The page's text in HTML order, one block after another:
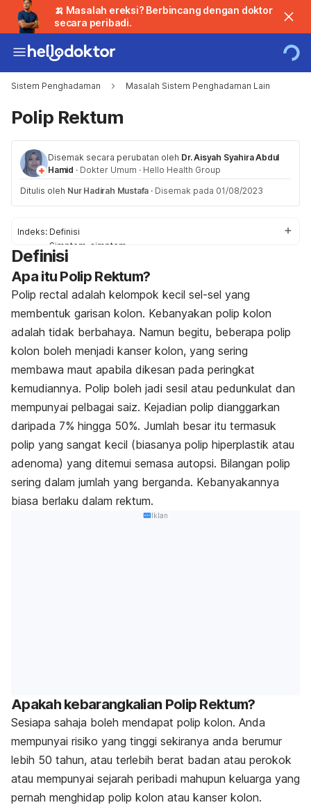
🍌 Masalah ereksi? Berbincang dengan doktor
secara peribadi.
Sistem Penghadaman Masalah Sistem Penghadaman Lain
Polip Rektum
Disemak secara perubatan oleh Dr. Aisyah Syahira Abdul
Hamid · Dokter Umum · Hello Health Group
Ditulis oleh Nur Hadirah Mustafa · Disemak pada 01/08/2023
Indeks: Definisi
Simptom-simptom
Punca
Faktor-faktor Risiko
Diagnosis dan Rawatan
Perubahan gaya hidup & rawatan sampingan
Definisi
Apa itu Polip Rektum?
Polip rectal adalah kelompok kecil sel-sel yang
membentuk garisan kolon. Kebanyakan polip kolon
adalah tidak berbahaya. Namun begitu, beberapa polip
kolon boleh menjadi kanser kolon, yang sering
membawa maut apabila dikesan pada peringkat
kemudiannya. Polip boleh jadi sesil atau pedunkulat dan
mempunyai pelbagai saiz. Kejadian polip dianggarkan
daripada 7% hingga 50%. Jumlah besar itu termasuk
polip yang sangat kecil (biasanya polip hiperplastik atau
adenoma) yang ditemui semasa autopsi. Bilangan polip
sering dalam jumlah yang berganda. Kebanyakannya
biasa berlaku dalam rektum.
Iklan
Apakah kebarangkalian Polip Rektum?
Sesiapa sahaja boleh mendapat polip kolon. Anda
mempunyai risiko yang tinggi sekiranya anda berumur
lebih 50 tahun, atau terlebih berat badan atau perokok
atau mempunyai sejarah peribadi mahupun keluarga yang
pernah menghidap polip kolon atau kanser kolon.